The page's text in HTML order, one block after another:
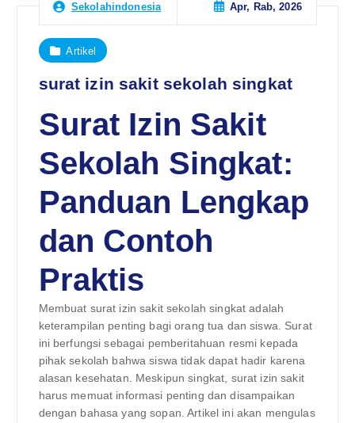
Sekolahindonesia Apr, Rab, 2026
Artikel
surat izin sakit sekolah singkat
Surat Izin Sakit
Sekolah Singkat:
Panduan Lengkap
dan Contoh
Praktis
Membuat surat izin sakit sekolah singkat adalah
keterampilan penting bagi orang tua dan siswa. Surat
ini berfungsi sebagai pemberitahuan resmi kepada
pihak sekolah bahwa siswa tidak dapat hadir karena
alasan kesehatan. Meskipun singkat, surat izin sakit
harus memuat informasi penting dan disampaikan
dengan bahasa yang sopan. Artikel ini akan mengulas